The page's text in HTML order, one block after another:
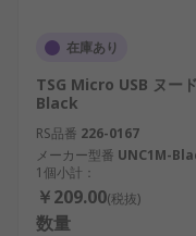
在庫あり
TSG Micro USB ヌー
Black
RS品番 226-0167
メーカー型番 UNC1M-
1個小計：
￥209.00(税抜)
数量